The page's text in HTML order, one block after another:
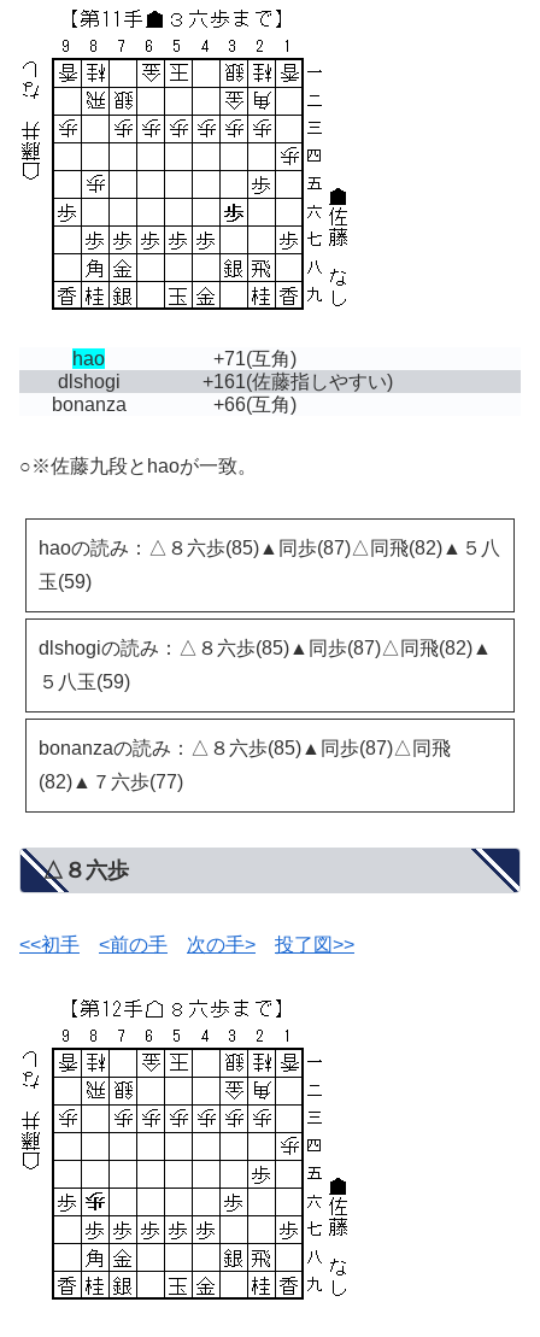
hao +71(互角)
dlshogi
+161(佐藤指しやすい)
bonanza
+66(互角)
○※佐藤九段とhaoが一致。
haoの読み：△８六歩(85)▲同歩(87)△同飛(82)▲５八
玉(59)
dlshogiの読み：△８六歩(85)▲同歩(87)△同飛(82)▲
５八玉(59)
bonanzaの読み：△８六歩(85)▲同歩(87)△同飛
(82)▲７六歩(77)
△８六歩
<<初手 <前の手 次の手> 投了図>>